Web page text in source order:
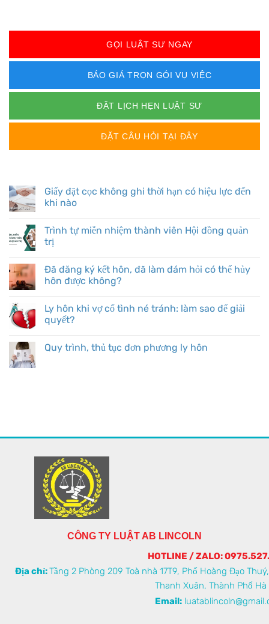
GỌI LUẬT SƯ NGAY
BÁO GIÁ TRỌN GÓI VỤ VIỆC
ĐẶT LỊCH HẸN LUẬT SƯ
ĐẶT CÂU HỎI TẠI ĐÂY
Giấy đặt cọc không ghi thời hạn có hiệu lực đến
khi nào
Trình tự miễn nhiệm thành viên Hội đồng quản
trị
Đã đăng ký kết hôn, đã làm đám hỏi có thể hủy
hôn được không?
Ly hôn khi vợ cố tình né tránh: làm sao để giải
quyết?
Quy trình, thủ tục đơn phương ly hôn
CÔNG TY LUẬT AB LINCOLN
HOTLINE / ZALO:
Địa chỉ:Tầng 2 Phòng 209 Toà nhà 17T9, Phố Hoàng Đạo
Thanh Xuân, Thành Phố Hà
Email: